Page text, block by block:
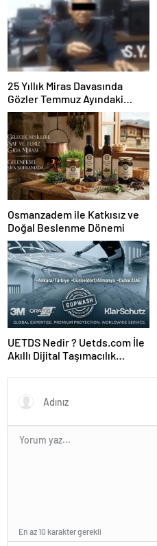
25 Yıllık Miras Davasında
Gözler Temmuz Ayındaki
Karar Duruşmasına Çevrildi
Osmanzadem ile Katkısız ve
Doğal Beslenme Dönemi
UETDS Nedir ? Uetds.com İle
Akıllı Dijital Taşımacılık
En az 10 karakter gerekli